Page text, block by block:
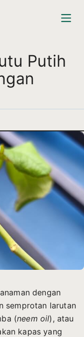
Putih
dengan
semprotan larutan
(neem oil), atau
kapas yang